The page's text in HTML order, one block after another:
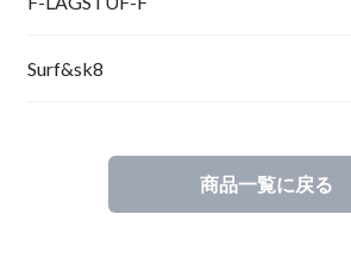
Surf&sk8
商品一覧に戻る